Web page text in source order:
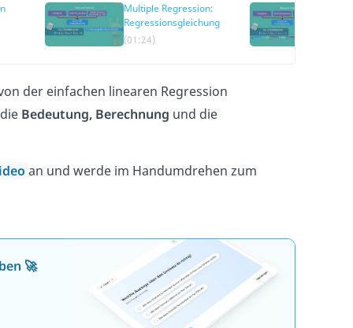
Multiple Regression:
Regressionsgleichung
(01:24)
der einfachen linearen Regression
Bedeutung, Berechnung und die
an und werde im Handumdrehen zum
🚀